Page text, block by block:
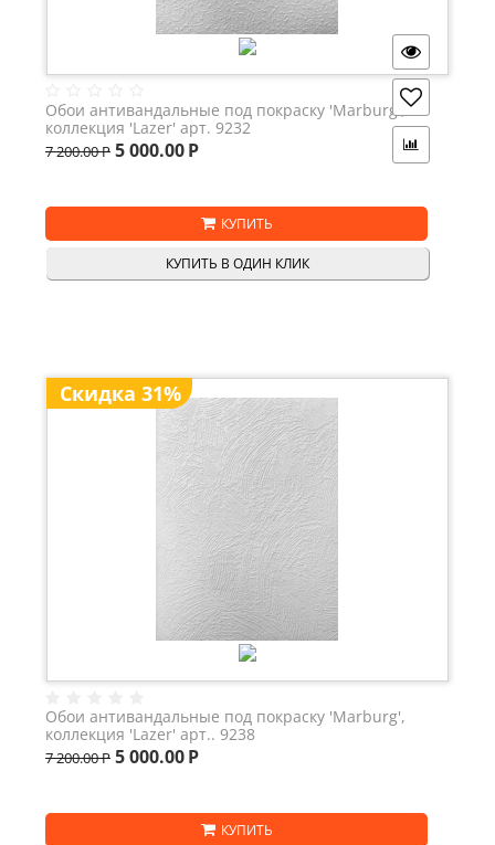
Обои антивандальные под покраску 'Marburg',
коллекция 'Lazer' арт. 9232
7 200.00Р 5 000.00Р
КУПИТЬ
КУПИТЬ В ОДИН КЛИК
Скидка 31%
Обои антивандальные под покраску 'Marburg',
коллекция 'Lazer' арт.. 9238
7 200.00Р 5 000.00Р
КУПИТЬ